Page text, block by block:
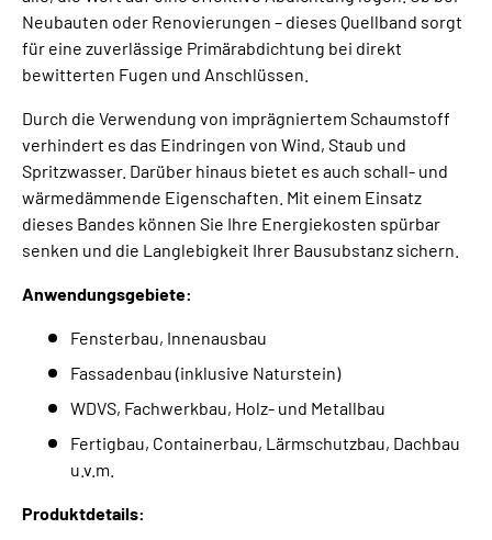
Neubauten oder Renovierungen – dieses Quellband sorgt
für eine zuverlässige Primärabdichtung bei direkt
bewitterten Fugen und Anschlüssen.
Durch die Verwendung von imprägniertem Schaumstoff
verhindert es das Eindringen von Wind, Staub und
Spritzwasser. Darüber hinaus bietet es auch schall- und
wärmedämmende Eigenschaften. Mit einem Einsatz
dieses Bandes können Sie Ihre Energiekosten spürbar
senken und die Langlebigkeit Ihrer Bausubstanz sichern.
Anwendungsgebiete:
Fensterbau, Innenausbau
Fassadenbau (inklusive Naturstein)
WDVS, Fachwerkbau, Holz- und Metallbau
Fertigbau, Containerbau, Lärmschutzbau, Dachbau
u.v.m.
Produktdetails: